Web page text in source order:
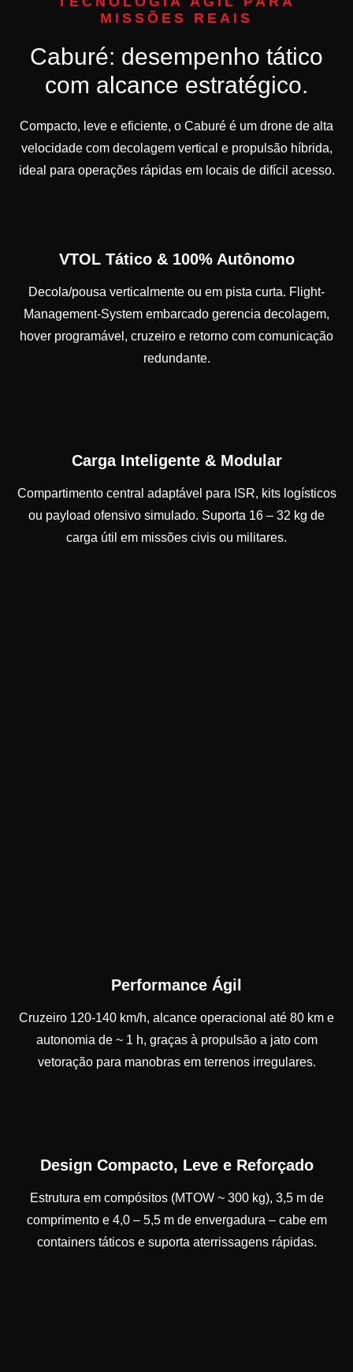
MISSÕES REAIS
Caburé: desempenho tático
com alcance estratégico.
Compacto, leve e eficiente, o Caburé é um drone de alta
velocidade com decolagem vertical e propulsão híbrida,
ideal para operações rápidas em locais de difícil acesso.
VTOL Tático & 100% Autônomo
Decola/pousa verticalmente ou em pista curta. Flight-
Management-System embarcado gerencia decolagem,
hover programável, cruzeiro e retorno com comunicação
redundante.
Carga Inteligente & Modular
Compartimento central adaptável para ISR, kits logísticos
ou payload ofensivo simulado. Suporta 16 – 32 kg de
carga útil em missões civis ou militares.
Performance Ágil
Cruzeiro 120-140 km/h, alcance operacional até 80 km e
autonomia de ~ 1 h, graças à propulsão a jato com
vetoração para manobras em terrenos irregulares.
Design Compacto, Leve e Reforçado
Estrutura em compósitos (MTOW ~ 300 kg), 3,5 m de
comprimento e 4,0 – 5,5 m de envergadura – cabe em
containers táticos e suporta aterrissagens rápidas.